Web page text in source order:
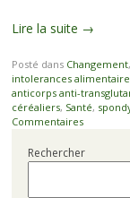
Lire la suite →
Posté dans Changement,
intolerances
anticorps anti-
céréaliers, Santé,
Commentaires
Rechercher